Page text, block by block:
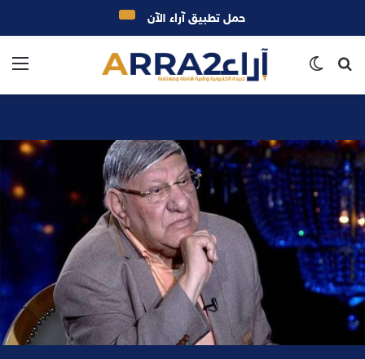
بحث
حمل تطبيق آراء الآن